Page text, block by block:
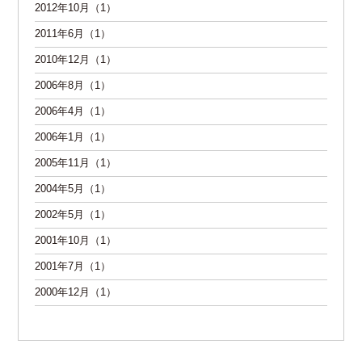
2012年10月（1）
2011年6月（1）
2010年12月（1）
2006年8月（1）
2006年4月（1）
2006年1月（1）
2005年11月（1）
2004年5月（1）
2002年5月（1）
2001年10月（1）
2001年7月（1）
2000年12月（1）